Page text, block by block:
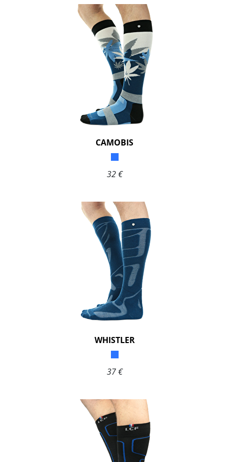
CAMOBIS
32 €
WHISTLER
37 €